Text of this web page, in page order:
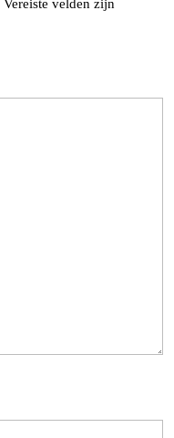
Vereiste velden zijn